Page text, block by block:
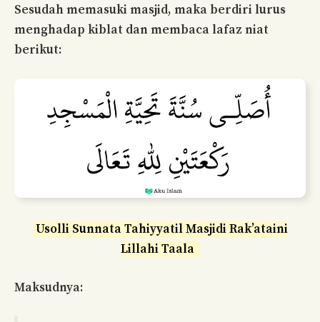
Sesudah memasuki masjid, maka berdiri lurus
menghadap kiblat dan membaca lafaz niat
berikut:
Usolli Sunnata Tahiyyatil Masjidi Rak’ataini
Lillahi Taala
Maksudnya: